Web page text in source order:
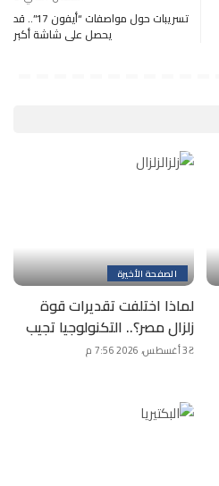
تسريبات حول مواصفات “أيفون 17”.. قد
يحصل على شاشة أكبر
الصفحة الأخيرة
لماذا اختلفت تقديرات قوة
زلزال مصر؟.. التكنولوجيا تجيب
3 أغسطس، 2026 7:56 م